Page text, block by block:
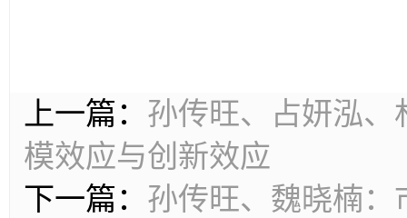
上一篇： 孙传旺、占妍泓、
模效应与创新效应
下一篇： 孙传旺、魏晓楠：